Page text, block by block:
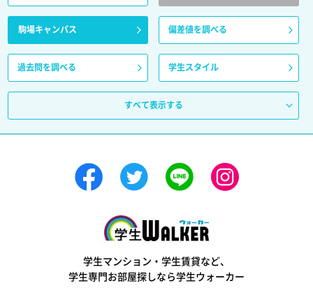
駒場キャンパス 偏差値を調べる
過去問を調べる 学生スタイル
すべて表示する
学生マンション・学生賃貸など、
学生専門お部屋探しなら学生ウォーカー